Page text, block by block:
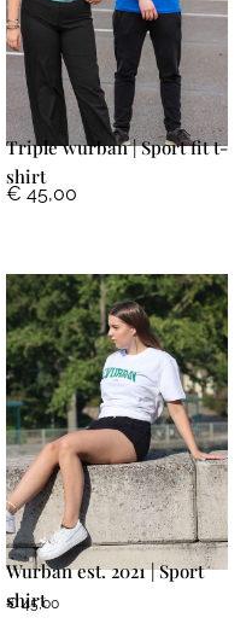
Triple wurban | Sport fit t-
shirt
€ 45,00
Wurban est. 2021 | Sport
shirt
€45,00